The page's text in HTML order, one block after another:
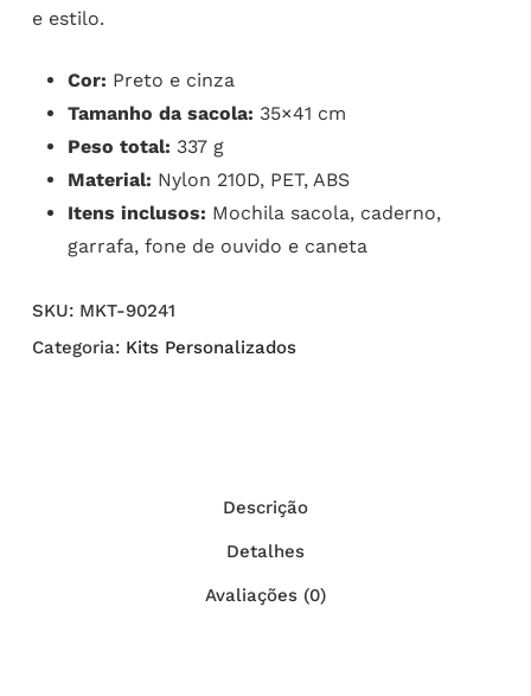
e estilo.
Cor: Preto e cinza
Tamanho da sacola: 35×41 cm
Peso total: 337 g
Material: Nylon 210D, PET, ABS
Itens inclusos: Mochila sacola, caderno,
garrafa, fone de ouvido e caneta
SKU: MKT-90241
Categoria: Kits Personalizados
Descrição
Detalhes
Avaliações (0)